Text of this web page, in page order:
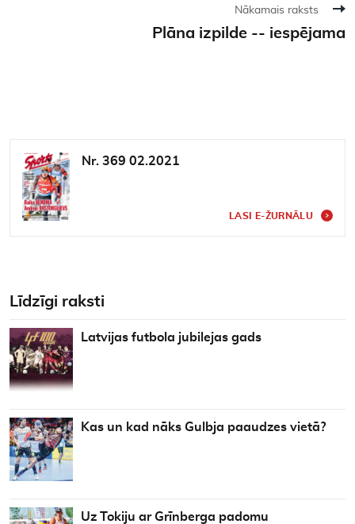
Nākamais raksts
Plāna izpilde -- iespējama
Nr. 369 02.2021
LASI E-ŽURNĀLU
Līdzīgi raksti
Latvijas futbola jubilejas gads
Kas un kad nāks Gulbja paaudzes vietā?
Uz Tokiju ar Grīnberga padomu